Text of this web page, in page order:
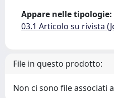
Appare nelle tipologie:
03.1 Articolo su rivista
File in questo prodotto:
Non ci sono file associati